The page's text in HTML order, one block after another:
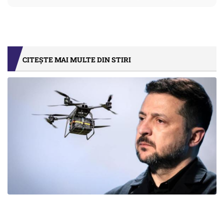
CITEȘTE MAI MULTE DIN STIRI